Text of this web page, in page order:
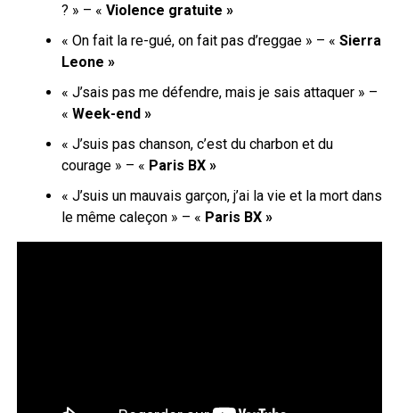
? » – « Violence gratuite »
« On fait la re-gué, on fait pas d’reggae » – « Sierra
Leone »
« J’sais pas me défendre, mais je sais attaquer » –
« Week-end »
« J’suis pas chanson, c’est du charbon et du
courage » – « Paris BX »
« J’suis un mauvais garçon, j’ai la vie et la mort dans
le même caleçon » – « Paris BX »